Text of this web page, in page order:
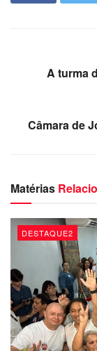
A turma
Câmara de
Matérias
DESTAQUE2